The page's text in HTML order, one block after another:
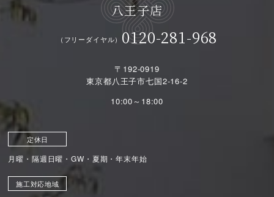
八王子店
（フリーダイヤル） 0120-281-968
〒192-0919
東京都八王子市七国2-16-2
10:00～18:00
定休日
月曜・隔週日曜・GW・夏期・年末年始
施工対応地域